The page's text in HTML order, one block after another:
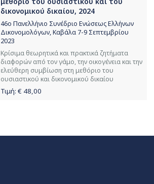
δικονομικού δικαίου, 2024
46ο Πανελλήνιο Συνέδριο Ενώσεως Ελλήνων
Δικονομολόγων, Καβάλα 7-9 Σεπτεμβρίου
2023
Κρίσιμα θεωρητικά και πρακτικά ζητήματα
διαφορών από τον γάμο, την οικογένεια και την
ελεύθερη συμβίωση στη μεθόριο του
ουσιαστικού και δικονομικού δικαίου
Τιμή: € 48,00